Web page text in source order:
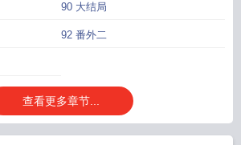
90 大结局
92 番外二
查看更多章节...